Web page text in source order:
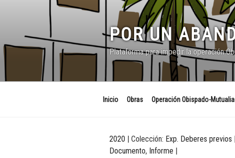
POR UN
Plataforma para impedir la operación
Inicio Obras Operación Obispado-
2020 | Colección: Exp. Deberes previos |
Documento, Informe |